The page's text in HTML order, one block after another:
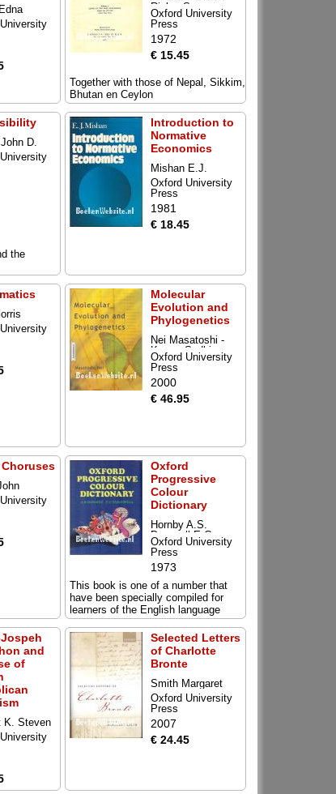
Ripley S.
Oxford University
Press
1972
€ 15.45
Together with those of Nepal, Sikkim,
Bhutan en Ceylon
D.
the
Introduction to
Normative
Economics
Mishan E.J.
Oxford University
Press
1981
€ 18.45
Molecular
Evolution and
Phylogenetics
Nei Masatoshi -
Kumar Sudhir
Oxford University
Press
2000
€ 46.95
Oxford
Progressive
Colour
Dictionary
Hornby A.S.
Parnwell E.C.
Oxford University
Press
1973
€ 7.45
This book is one of a number that
have been specially compiled for
learners of the English language
and
of
K. Steven
Selected Letters
of Charlotte
Bronte
Smith Margaret
Oxford University
Press
2007
€ 24.45